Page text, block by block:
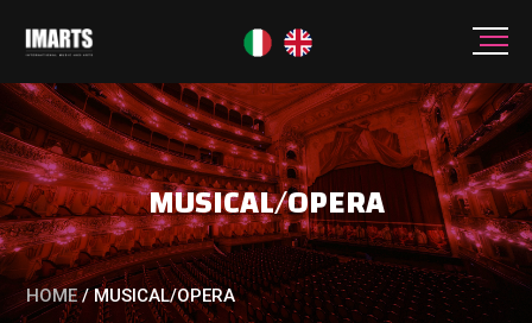
MUSICAL/OPERA
HOME / MUSICAL/OPERA